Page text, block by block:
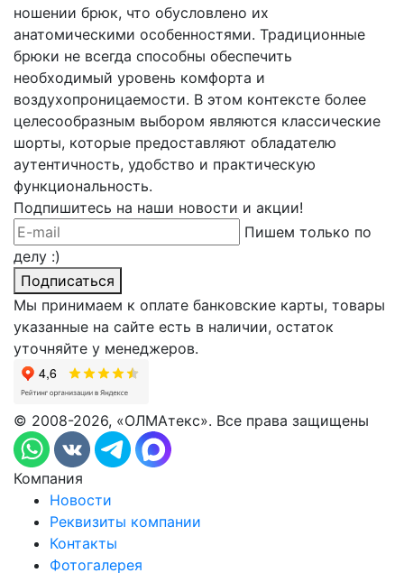
ношении брюк, что обусловлено их
анатомическими особенностями. Традиционные
брюки не всегда способны обеспечить
необходимый уровень комфорта и
воздухопроницаемости. В этом контексте более
целесообразным выбором являются классические
шорты, которые предоставляют обладателю
аутентичность, удобство и практическую
функциональность.
Подпишитесь на наши новости и акции!
Пишем только по
делу :)
Подписаться
Мы принимаем к оплате банковские карты, товары
указанные на сайте есть в наличии, остаток
уточняйте у менеджеров.
© 2008-2026, «ОЛМАтекс». Все права защищены
Компания
Новости
Реквизиты компании
Контакты
Фотогалерея